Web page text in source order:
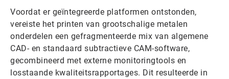
Voordat er geïntegreerde platformen ontstonden,
vereiste het printen van grootschalige metalen
onderdelen een gefragmenteerde mix van algemene
CAD- en standaard subtractieve CAM-software,
gecombineerd met externe monitoringtools en
losstaande kwaliteitsrapportages. Dit resulteerde in